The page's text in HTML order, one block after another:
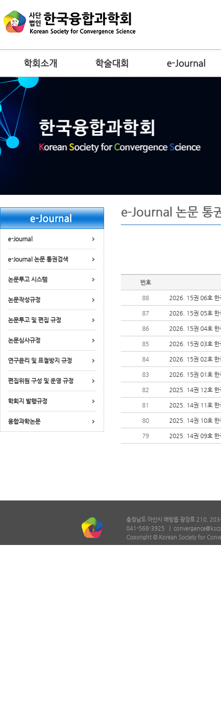
학회소개 학술대회 e-Journal
e-Journal
e-Journal 논문 통권검색
논문투고 시스템
논문작성규정
논문투고 및 편집 규정
논문심사규정
연구윤리 및 표절방지 규정
편집위원 구성 및 운영 규정
학회지 발행규정
융합과학논문
e-Journal 논문 통
번호
88 2026. 15권 06호 한
87 2026. 15권 05호 한
86 2026. 15권 04호 한
85 2026. 15권 03호 한
84 2026. 15권 02호 한
83 2026. 15권 01호 한
82 2025. 14권 12호 한
81 2025. 14권 11호 한
80 2025. 14권 10호 한
79 2025. 14권 09호 한
충청남도 아산시 배방읍 광장로 210,
041-566-3925 |
Copyright © Korean Society for